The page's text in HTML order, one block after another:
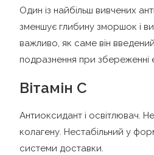
Один із найбільш вивчених
зменшує глибину зморшок і
важливо, як саме він
подразнення при збереженні
Вітамін C
Антиоксидант і освітлювач.
колагену. Нестабільний у
системи доставки.